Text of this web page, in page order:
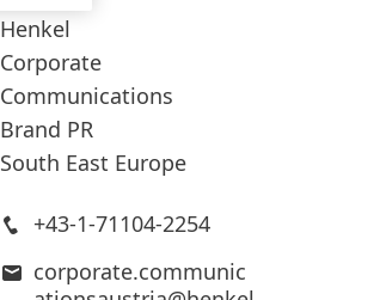
Henkel
Corporate
Communications
Brand PR
South East Europe
+43-1-71104-2254
corporate.communic